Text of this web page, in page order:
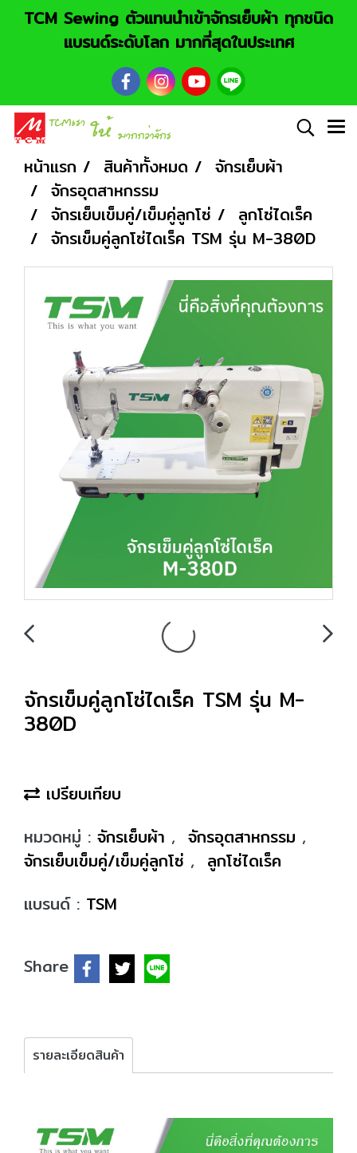
TCM Sewing ตัวแทนนำเข้าจักรเย็บผ้า ทุกชนิด
แบรนด์ระดับโลก มากที่สุดในประเทศ
หน้าแรก สินค้าทั้งหมด
จักรเย็บผ้า
จักรอุตสาหกรรม
จักรเย็บเข็มคู่/เข็มคู่ลูกโซ่
ลูกโซ่ไดเร็ค
จักรเข็มคู่ลูกโซ่ไดเร็ค TSM รุ่น M-380D
จักรเข็มคู่ลูกโซ่ไดเร็ค TSM รุ่น M-
380D
เปรียบเทียบ
หมวดหมู่ : จักรเย็บผ้า , จักรอุตสาหกรรม ,
จักรเย็บเข็มคู่/เข็มคู่ลูกโซ่ , ลูกโซ่ไดเร็ค
แบรนด์ : TSM
Share
รายละเอียดสินค้า